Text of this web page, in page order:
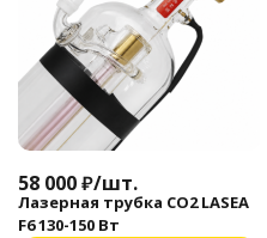
58 000₽/шт.
Лазерная трубка CO2 LASEA
F6 130-150 Вт